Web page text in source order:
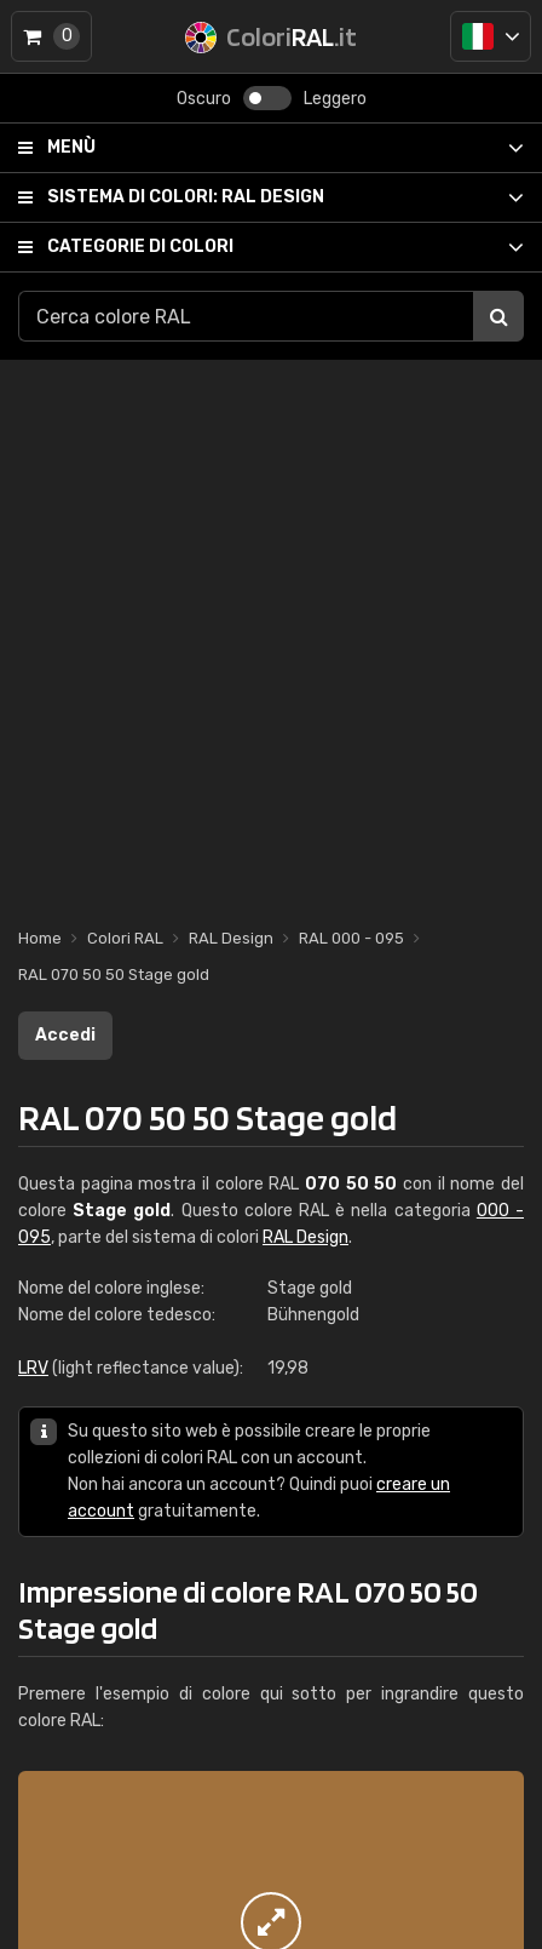
ColoriRAL.it
Oscuro Leggero
MENÙ
SISTEMA DI COLORI: RAL DESIGN
CATEGORIE DI COLORI
0
Home Colori RAL RAL Design
RAL 000 - 095
RAL 070 50 50 Stage gold
Accedi
RAL 070 50 50 Stage gold
Questa pagina mostra il colore RAL 070 50 50 con il nome del
colore Stage gold. Questo colore RAL è nella categoria 000 -
095, parte del sistema di colori RAL Design.
Nome del colore inglese:
Stage gold
Nome del colore tedesco:
Bühnengold
LRV(light reflectance value): 19,98
Su questo sito web è possibile creare le proprie
collezioni di colori RAL con un account.
Non hai ancora un account? Quindi puoi creare un
account gratuitamente.
Impressione di colore RAL 070 50 50
Stage gold
Premere l'esempio di colore qui sotto per ingrandire questo
colore RAL: